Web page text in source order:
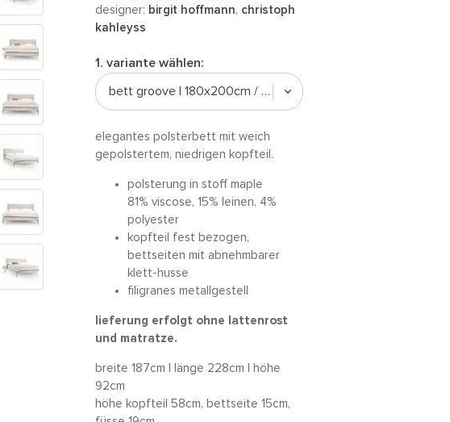
designer: birgit hoffmann, christoph
kahleyss
1. variante wählen:
bett groove | 180x200cm / stoff maple
elegantes polsterbett mit weich
gepolstertem, niedrigen kopfteil.
polsterung in stoff maple
81% viscose, 15% leinen, 4%
polyester
kopfteil fest bezogen,
bettseiten mit abnehmbarer
klett-husse
filigranes metallgestell
lieferung erfolgt ohne lattenrost
und matratze.
breite 187cm | länge 228cm | höhe
92cm
höhe kopfteil 58cm, bettseite 15cm,